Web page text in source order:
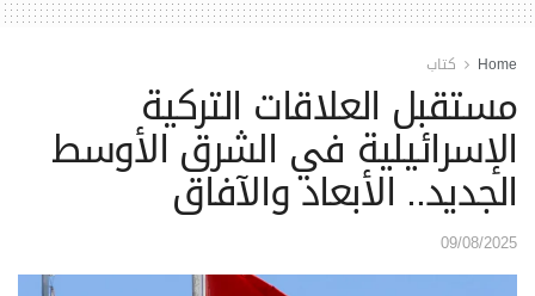
Home كتاب
مستقبل العلاقات التركية
الإسرائيلية في الشرق الأوسط
الجديد.. الأبعاد والآفاق
09/08/2025